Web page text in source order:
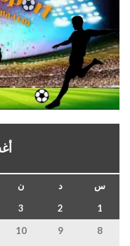
س د ن
1
2
3
8
9
10